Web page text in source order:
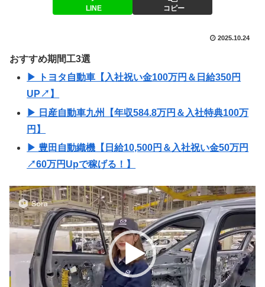
LINE コピー
2025.10.24
おすすめ期間工3選
▶ トヨタ自動車【入社祝い金100万円＆日給350円
UP↗】
▶ 日産自動車九州【年収584.8万円＆入社特典100万
円】
▶ 豊田自動織機【日給10,500円＆入社祝い金50万円
↗60万円Upで稼げる！】
動
画
プ
レ
ヤ